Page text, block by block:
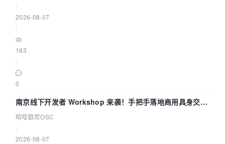
2026-08-07
163
0
南京线下开发者 Workshop 来袭！手把手落地商用具身交互
智能 Agent 应用
哈哈欧尼OSC
2026-08-07